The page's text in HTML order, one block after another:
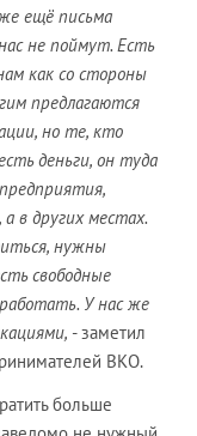
ещё письма
не поймут. Есть
как со стороны
предлагаются
но те, кто
деньги, он туда
в других местах.
нужны
свободные
У нас же
- заметил
ВКО.
больше